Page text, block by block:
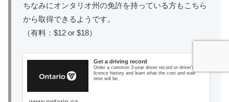
ちなみにオンタリオ州の免許を持っている方もこちら
から取得できるようです。
（有料：$12 or $18）
Get a driving record
Order a common 3-year driver record or driver’s
licence history and learn what the cost and wait
time will be.